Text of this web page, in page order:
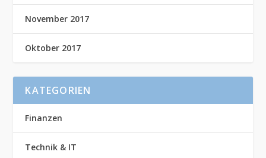
November 2017
Oktober 2017
KATEGORIEN
Finanzen
Technik & IT